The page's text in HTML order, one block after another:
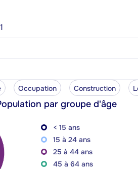
Occupation Construction
par groupe d'âge
< 15 ans
15 à 24 ans
25 à 44 ans
45 à 64 ans